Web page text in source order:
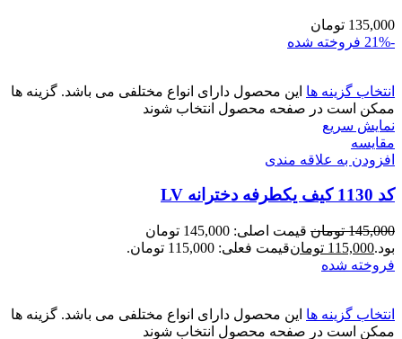
135,000 تومان
-21%
فروخته شده
انتخاب گزینه ها این محصول دارای انواع مختلفی می باشد. گزینه ها
ممکن است در صفحه محصول انتخاب شوند
نمایش سریع
مقايسه
افزودن به علاقه مندی
کد 1130 کیف یکطرفه دخترانه LV
145,000 تومان
قیمت اصلی: 145,000 تومان
بود.115,000 تومانقیمت فعلی: 115,000 تومان.
فروخته شده
انتخاب گزینه ها این محصول دارای انواع مختلفی می باشد. گزینه ها
ممکن است در صفحه محصول انتخاب شوند